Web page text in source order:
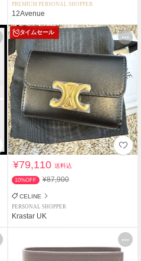
PREMIUM PERSONAL SHOPPER
12Avenue
タイムセール
¥79,110送料込
10%OFF ¥87,900
CELINE
PERSONAL SHOPPER
Krastar UK